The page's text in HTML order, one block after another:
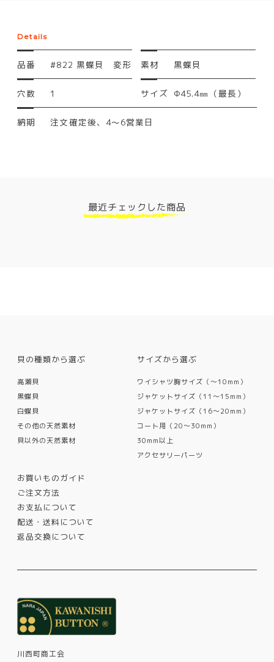
Details
品番 #822 黒蝶貝 変形 素材 黒蝶貝
穴数 1 サイズ Φ45.4㎜（最長）
納期 注文確定後、4～6営業日
最近チェックした商品
貝の種類から選ぶ
高瀬貝
黒蝶貝
白蝶貝
その他の天然素材
貝以外の天然素材
サイズから選ぶ
ワイシャツ胸サイズ（〜10mm）
ジャケットサイズ（11〜15mm）
ジャケットサイズ（16〜20mm）
コート用（20〜30mm）
30mm以上
アクセサリーパーツ
お買いものガイド
ご注文方法
お支払について
配送・送料について
返品交換について
川西町商工会